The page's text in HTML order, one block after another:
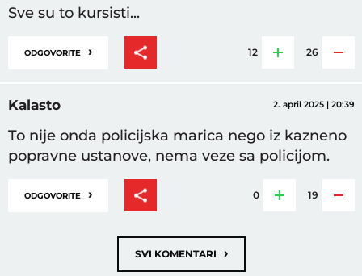
Sve su to kursisti...
ODGOVORITE › 12 26
Kalasto 2. april 2025 | 20:39
To nije onda policijska marica nego iz kazneno
popravne ustanove, nema veze sa policijom.
ODGOVORITE › 0 19
SVI KOMENTARI ›